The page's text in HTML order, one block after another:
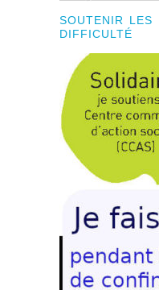
SOUTENIR LES
DIFFICULTÉ